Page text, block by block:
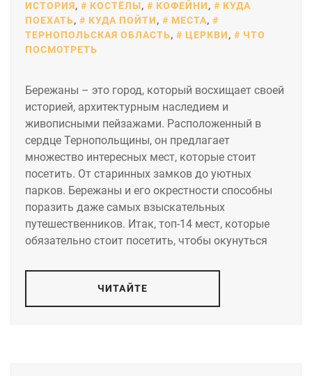
ИСТОРИЯ, КОСТЁЛЫ, КОФЕЙНИ,
КУДА
ПОЕХАТЬ, КУДА ПОЙТИ, МЕСТА,
ТЕРНОПОЛЬСКАЯ ОБЛАСТЬ, ЦЕРКВИ,
ЧТО
ПОСМОТРЕТЬ
Бережаны – это город, который восхищает своей
историей, архитектурным наследием и
живописными пейзажами. Расположенный в
сердце Тернопольщины, он предлагает
множество интересных мест, которые стоит
посетить. От старинных замков до уютных
парков. Бережаны и его окрестности способны
поразить даже самых взыскательных
путешественников. Итак, топ-14 мест, которые
обязательно стоит посетить, чтобы окунуться
ЧИТАЙТЕ